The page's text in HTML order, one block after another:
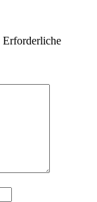
Erforderliche